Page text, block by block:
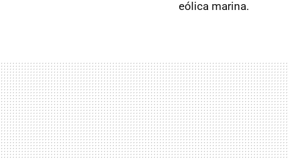
eólica marina.